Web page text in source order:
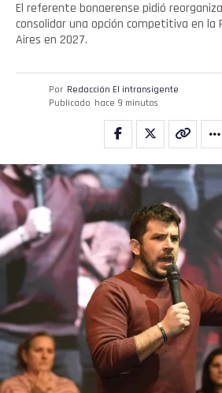
El referente bonaerense pidió
consolidar una opción competitiva en la
Aires en 2027.
Por Redacción El intransigente
Publicado hace 9 minutos